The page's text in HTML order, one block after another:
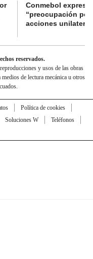
Conmebol expresó
“preocupación
acciones
reservados.
y usos de las obras
de lectura mecánica u otros
Política de cookies
Soluciones W
Teléfonos